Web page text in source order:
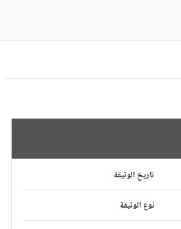
تاريخ الوثيقة
نوع الوثيقة